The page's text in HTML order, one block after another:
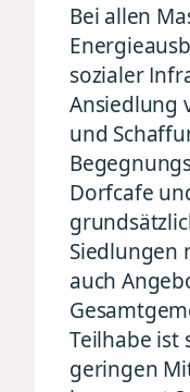
Bei allen
sozialer
Ansiedlung
und
Dorfcafe
Siedlungen
auch
Teilhabe ist
geringen